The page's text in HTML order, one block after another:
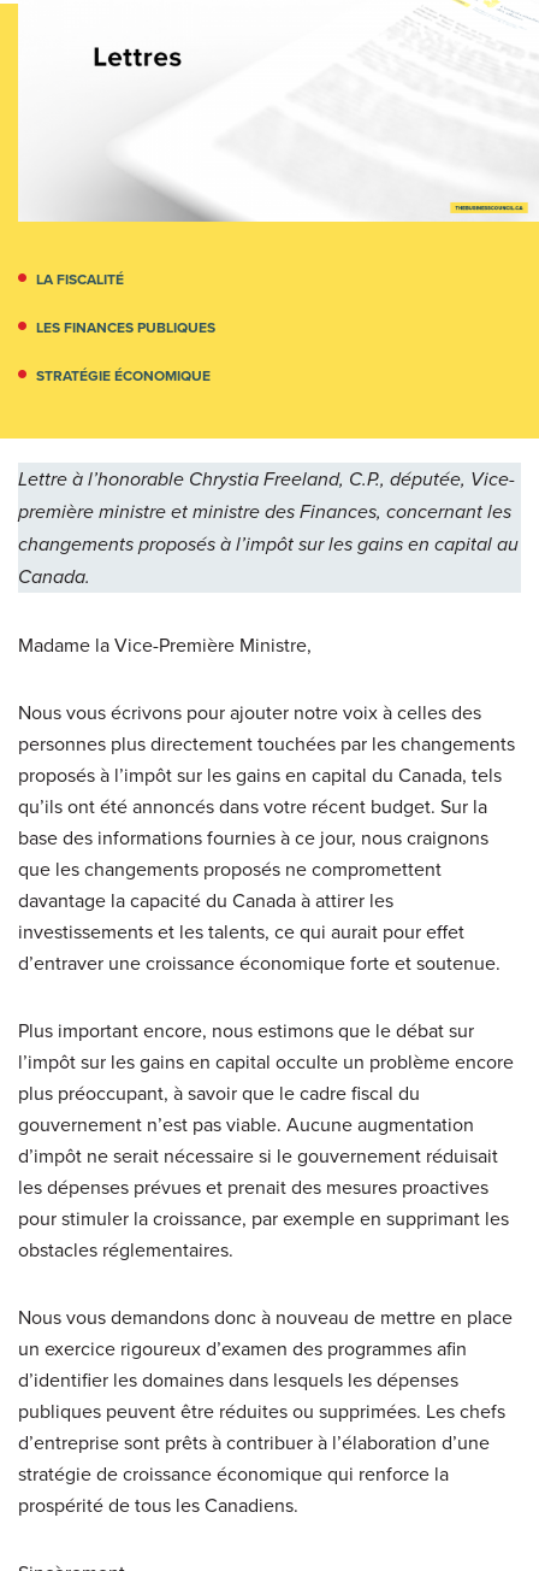
LA FISCALITÉ
LES FINANCES PUBLIQUES
STRATÉGIE ÉCONOMIQUE
Lettre à l’honorable Chrystia Freeland, C.P., députée, Vice-
première ministre et ministre des Finances, concernant les
changements proposés à l’impôt sur les gains en capital au
Canada.
Madame la Vice-Première Ministre,
Nous vous écrivons pour ajouter notre voix à celles des
personnes plus directement touchées par les changements
proposés à l’impôt sur les gains en capital du Canada, tels
qu’ils ont été annoncés dans votre récent budget. Sur la
base des informations fournies à ce jour, nous craignons
que les changements proposés ne compromettent
davantage la capacité du Canada à attirer les
investissements et les talents, ce qui aurait pour effet
d’entraver une croissance économique forte et soutenue.
Plus important encore, nous estimons que le débat sur
l’impôt sur les gains en capital occulte un problème encore
plus préoccupant, à savoir que le cadre fiscal du
gouvernement n’est pas viable. Aucune augmentation
d’impôt ne serait nécessaire si le gouvernement réduisait
les dépenses prévues et prenait des mesures proactives
pour stimuler la croissance, par exemple en supprimant les
obstacles réglementaires.
Nous vous demandons donc à nouveau de mettre en place
un exercice rigoureux d’examen des programmes afin
d’identifier les domaines dans lesquels les dépenses
publiques peuvent être réduites ou supprimées. Les chefs
d’entreprise sont prêts à contribuer à l’élaboration d’une
stratégie de croissance économique qui renforce la
prospérité de tous les Canadiens.